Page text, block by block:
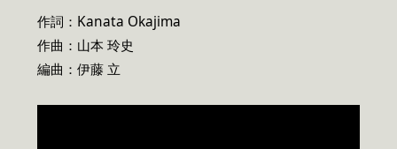
作詞：Kanata Okajima
作曲：山本 玲史
編曲：伊藤 立